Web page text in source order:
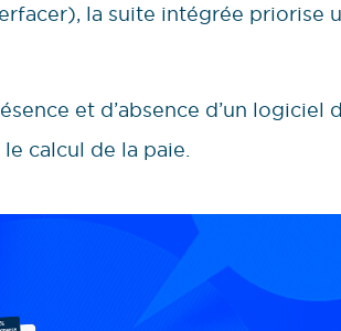
la suite intégrée priorise
et d’absence d’un logiciel
calcul de la paie.